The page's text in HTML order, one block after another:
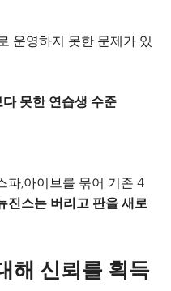
운영하지 못한 문제가 있
못한 연습생 수준
파,아이브를 묶어 기존 4
진스는 버리고 판을 새로
해 신뢰를 획득